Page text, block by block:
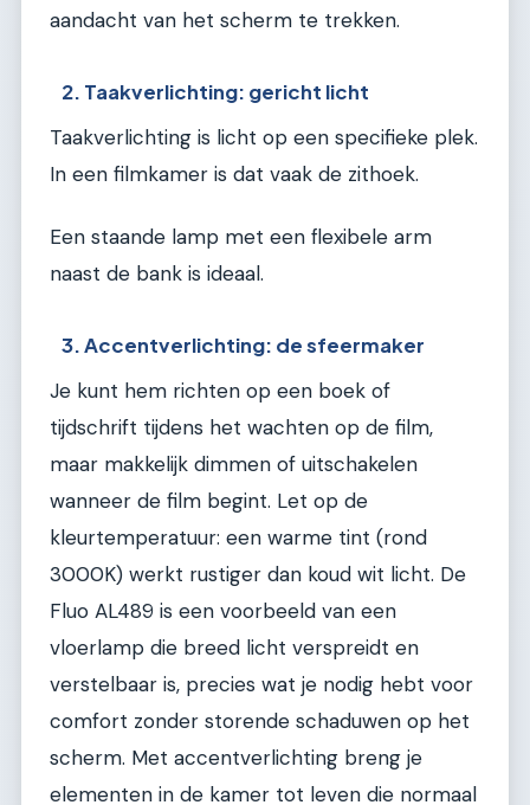
aandacht van het scherm te trekken.
2. Taakverlichting: gericht licht
Taakverlichting is licht op een specifieke plek.
In een filmkamer is dat vaak de zithoek.
Een staande lamp met een flexibele arm
naast de bank is ideaal.
3. Accentverlichting: de sfeermaker
Je kunt hem richten op een boek of
tijdschrift tijdens het wachten op de film,
maar makkelijk dimmen of uitschakelen
wanneer de film begint. Let op de
kleurtemperatuur: een warme tint (rond
3000K) werkt rustiger dan koud wit licht. De
Fluo AL489 is een voorbeeld van een
vloerlamp die breed licht verspreidt en
verstelbaar is, precies wat je nodig hebt voor
comfort zonder storende schaduwen op het
scherm. Met accentverlichting breng je
elementen in de kamer tot leven die normaal